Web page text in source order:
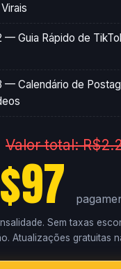
— Guia Rápido de
— Calendário de
Valor total:
Sem taxas
Atualizações gratuitas